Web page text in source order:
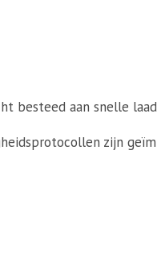
besteed aan snelle
zijn